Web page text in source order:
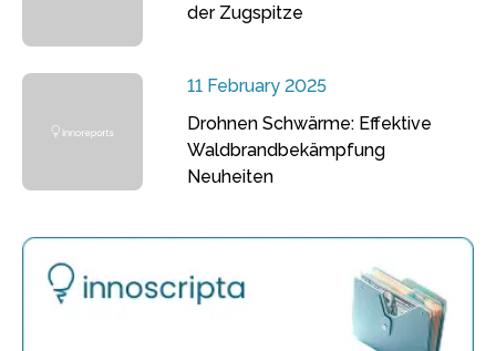
der Zugspitze
11 February 2025
Drohnen Schwärme: Effektive
Waldbrandbekämpfung
Neuheiten